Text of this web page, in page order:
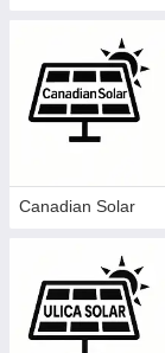
Canadian Solar